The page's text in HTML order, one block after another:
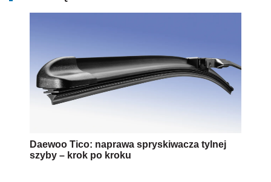
Daewoo Tico: naprawa spryskiwacza tylnej
szyby – krok po kroku